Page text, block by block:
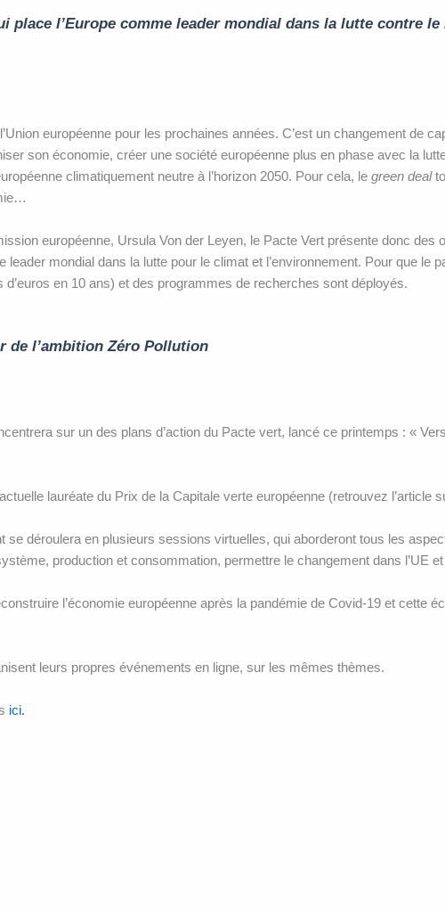
place l’Europe comme leader mondialdans la lutte contre le
européenne pour les prochaines années. C’est un changement de
son économie, créer une société européenne plus en phase avec la
climatiquement neutre à l’horizon 2050. Pour cela, le green deal
européenne, Ursula Von der Leyen, le Pacte Vert présente donc des
leader mondial dans la lutte pour le climat et l’environnement. Pour que le
en 10 ans) et des programmes de recherches sont déployés.
de l’ambition Zéro Pollution
sur un des plans d’action du Pacte vert, lancé ce printemps : «
lauréate du Prix de la Capitale verte européenne (retrouvez l’article
se déroulera en plusieurs sessions virtuelles, qui aborderont tous les
production et consommation, permettre le changement dans l’UE et
l’économie européenne après la pandémie de Covid-19 et cette
leurs propres événements en ligne, sur les mêmes thèmes.
ici.